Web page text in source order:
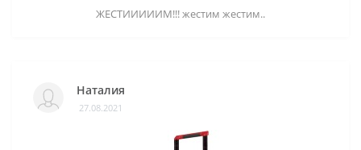
ЖЕСТИИИИИМ!!! жестим жестим..
Наталия
27.08.2021